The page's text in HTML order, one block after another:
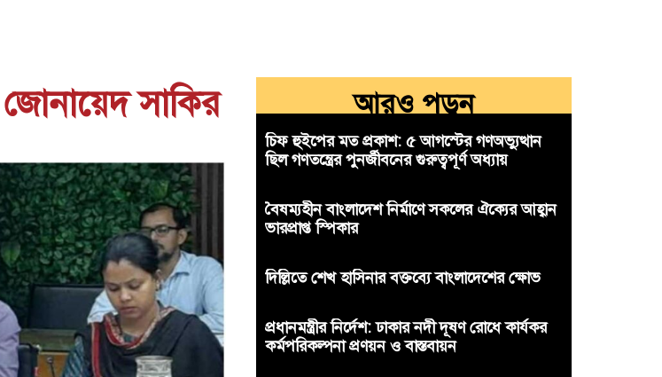
সাকির আরও পড়ুন
চিফ হুইপের মত প্রকাশ: ৫ আগস্টের গণঅভ্যুত্থান
ছিল গণতন্ত্রের পুনর্জীবনের গুরুত্বপূর্ণ অধ্যায়
বৈষম্যহীন বাংলাদেশ নির্মাণে সকলের ঐক্যের আহ্বান
ভারপ্রাপ্ত স্পিকার
দিল্লিতে শেখ হাসিনার বক্তব্যে বাংলাদেশের ক্ষোভ
প্রধানমন্ত্রীর নির্দেশ: ঢাকার নদী দূষণ রোধে কার্যকর
কর্মপরিকল্পনা প্রণয়ন ও বাস্তবায়ন